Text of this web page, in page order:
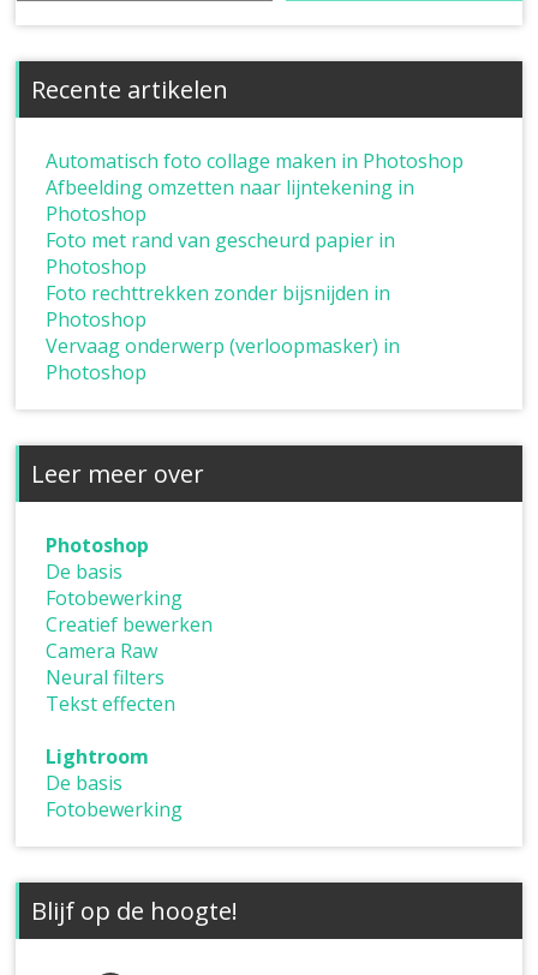
Recente artikelen
Automatisch foto collage maken in Photoshop
Afbeelding omzetten naar lijntekening in
Photoshop
Foto met rand van gescheurd papier in
Photoshop
Foto rechttrekken zonder bijsnijden in
Photoshop
Vervaag onderwerp (verloopmasker) in
Photoshop
Leer meer over
Photoshop
De basis
Fotobewerking
Creatief bewerken
Camera Raw
Neural filters
Tekst effecten
Lightroom
De basis
Fotobewerking
Blijf op de hoogte!